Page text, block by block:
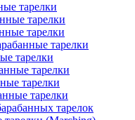
тарелки
тарелки
тарелки
тарелки
тарелки
тарелки
тарелки
тарелки
тарелок